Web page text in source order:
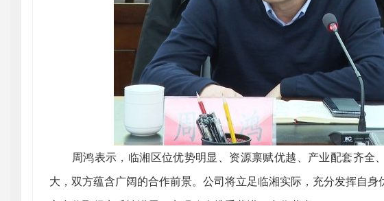
周鸿表示，临湘区位优势明显、资源禀赋优越、产业配套齐全
大，双方蕴含广阔的合作前景。公司将立足临湘实际，充分发挥自身